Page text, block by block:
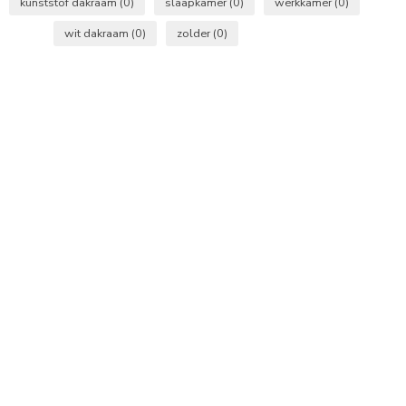
wit dakraam (0) zolder (0)